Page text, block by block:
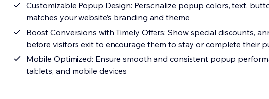
Customizable Popup Design: Personalize popup colors, text,
matches your website’s branding and theme
Boost Conversions with Timely Offers: Show special discounts,
before visitors exit to encourage them to stay or complete their
Mobile Optimized: Ensure smooth and consistent popup
tablets, and mobile devices